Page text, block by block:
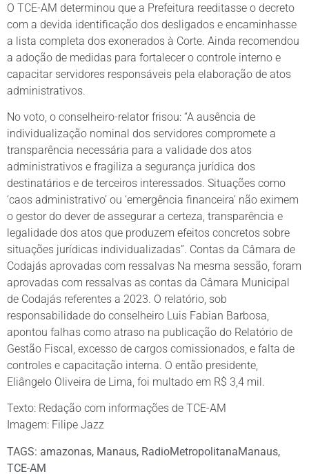
O TCE-AM determinou que a Prefeitura reeditasse o decreto
com a devida identificação dos desligados e encaminhasse
a lista completa dos exonerados à Corte. Ainda recomendou
a adoção de medidas para fortalecer o controle interno e
capacitar servidores responsáveis pela elaboração de atos
administrativos.
No voto, o conselheiro-relator frisou: “A ausência de
individualização nominal dos servidores compromete a
transparência necessária para a validade dos atos
administrativos e fragiliza a segurança jurídica dos
destinatários e de terceiros interessados. Situações como
‘caos administrativo’ ou ‘emergência financeira’ não eximem
o gestor do dever de assegurar a certeza, transparência e
legalidade dos atos que produzem efeitos concretos sobre
situações jurídicas individualizadas”. Contas da Câmara de
Codajás aprovadas com ressalvas Na mesma sessão, foram
aprovadas com ressalvas as contas da Câmara Municipal
de Codajás referentes a 2023. O relatório, sob
responsabilidade do conselheiro Luis Fabian Barbosa,
apontou falhas como atraso na publicação do Relatório de
Gestão Fiscal, excesso de cargos comissionados, e falta de
controles e capacitação interna. O então presidente,
Eliângelo Oliveira de Lima, foi multado em R$ 3,4 mil.
Texto: Redação com informações de TCE-AM
Imagem: Filipe Jazz
TAGS: amazonas, Manaus, RadioMetropolitanaManaus,
TCE-AM